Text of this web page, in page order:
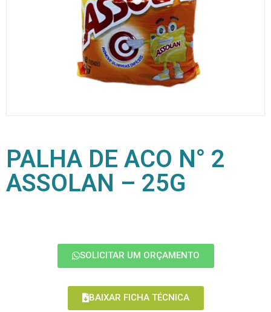
PALHA DE ACO N° 2
ASSOLAN – 25G
SOLICITAR UM ORÇAMENTO
BAIXAR FICHA TÉCNICA